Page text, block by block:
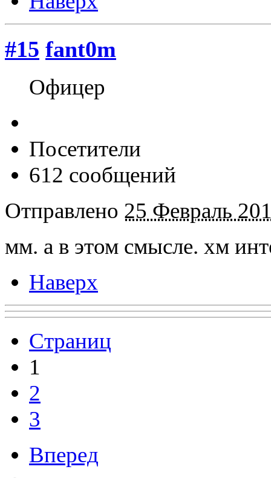
#15 fant0m
Офицер
Посетители
612 сообщений
Отправлено 25 Февраль
мм. а в этом смысле. хм
Наверх
Страниц
1
2
3
Вперед